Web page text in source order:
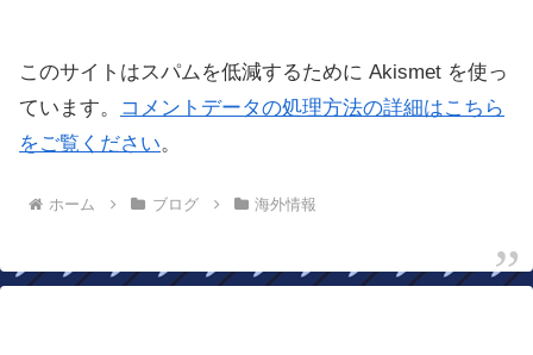
このサイトはスパムを低減するために Akismet を使っ
ています。
コメントデータの処理方法の詳細はこちら
をご覧ください。
ホーム ブログ 海外情報